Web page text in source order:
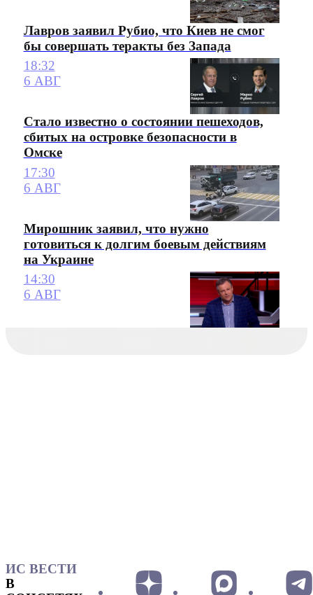
Лавров заявил Рубио, что Киев не смог
бы совершать теракты без Запада
18:32
6 АВГ
Стало известно о состоянии пешеходов,
сбитых на островке безопасности в
Омске
17:30
6 АВГ
Мирошник заявил, что нужно
готовиться к долгим боевым действиям
на Украине
14:30
6 АВГ
ИС ВЕСТИ
В